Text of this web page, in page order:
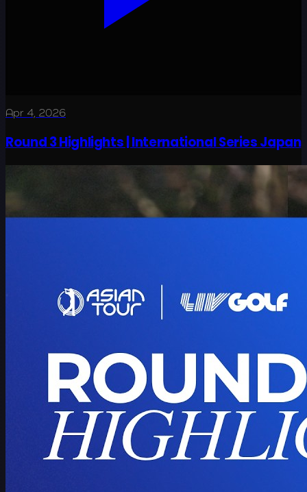
Apr 4, 2026
Round 3 Highlights | International Series Japan